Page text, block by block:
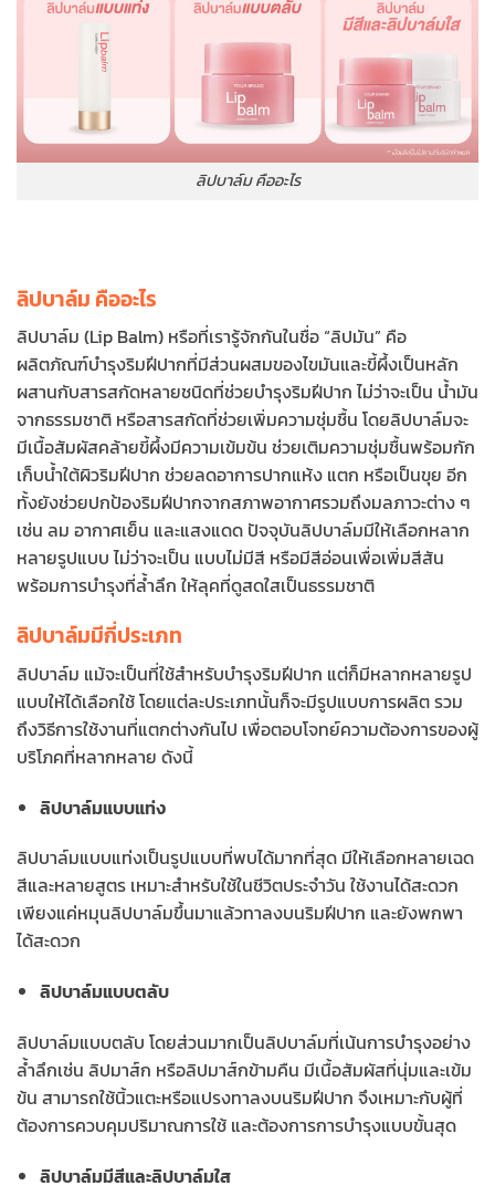
ลิปบาล์ม คืออะไร
ลิปบาล์ม คืออะไร
ลิปบาล์ม (Lip Balm) หรือที่เรารู้จักกันในชื่อ “ลิปมัน” คือ
ผลิตภัณฑ์บำรุงริมฝีปากที่มีส่วนผสมของไขมันและขี้ผึ้งเป็นหลัก
ผสานกับสารสกัดหลายชนิดที่ช่วยบำรุงริมฝีปาก ไม่ว่าจะเป็น น้ำมัน
จากธรรมชาติ หรือสารสกัดที่ช่วยเพิ่มความชุ่มชื้น โดยลิปบาล์มจะ
มีเนื้อสัมผัสคล้ายขี้ผึ้งมีความเข้มข้น ช่วยเติมความชุ่มชื้นพร้อมกัก
เก็บน้ำใต้ผิวริมฝีปาก ช่วยลดอาการปากแห้ง แตก หรือเป็นขุย อีก
ทั้งยังช่วยปกป้องริมฝีปากจากสภาพอากาศรวมถึงมลภาวะต่าง ๆ
เช่น ลม อากาศเย็น และแสงแดด ปัจจุบันลิปบาล์มมีให้เลือกหลาก
หลายรูปแบบ ไม่ว่าจะเป็น แบบไม่มีสี หรือมีสีอ่อนเพื่อเพิ่มสีสัน
พร้อมการบำรุงที่ล้ำลึก ให้ลุคที่ดูสดใสเป็นธรรมชาติ
ลิปบาล์มมีกี่ประเภท
ลิปบาล์ม แม้จะเป็นที่ใช้สำหรับบำรุงริมฝีปาก แต่ก็มีหลากหลายรูป
แบบให้ได้เลือกใช้ โดยแต่ละประเภทนั้นก็จะมีรูปแบบการผลิต รวม
ถึงวิธีการใช้งานที่แตกต่างกันไป เพื่อตอบโจทย์ความต้องการของผู้
บริโภคที่หลากหลาย ดังนี้
ลิปบาล์มแบบแท่ง
ลิปบาล์มแบบแท่งเป็นรูปแบบที่พบได้มากที่สุด มีให้เลือกหลายเฉด
สีและหลายสูตร เหมาะสำหรับใช้ในชีวิตประจำวัน ใช้งานได้สะดวก
เพียงแค่หมุนลิปบาล์มขึ้นมาแล้วทาลงบนริมฝีปาก และยังพกพา
ได้สะดวก
ลิปบาล์มแบบตลับ
ลิปบาล์มแบบตลับ โดยส่วนมากเป็นลิปบาล์มที่เน้นการบำรุงอย่าง
ล้ำลึกเช่น ลิปมาส์ก หรือลิปมาส์กข้ามคืน มีเนื้อสัมผัสที่นุ่มและเข้ม
ข้น สามารถใช้นิ้วแตะหรือแปรงทาลงบนริมฝีปาก จึงเหมาะกับผู้ที่
ต้องการควบคุมปริมาณการใช้ และต้องการการบำรุงแบบขั้นสุด
ลิปบาล์มมีสีและลิปบาล์มใส